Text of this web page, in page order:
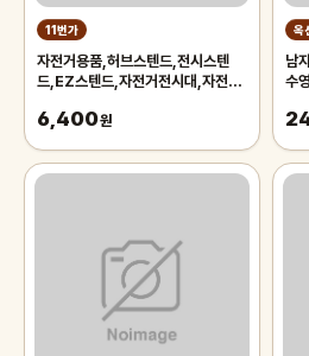
11번가
자전거용품,허브스텐드,전시스텐
드,EZ스텐드,자전거전시대,자전거
6,400원
옥
남
수